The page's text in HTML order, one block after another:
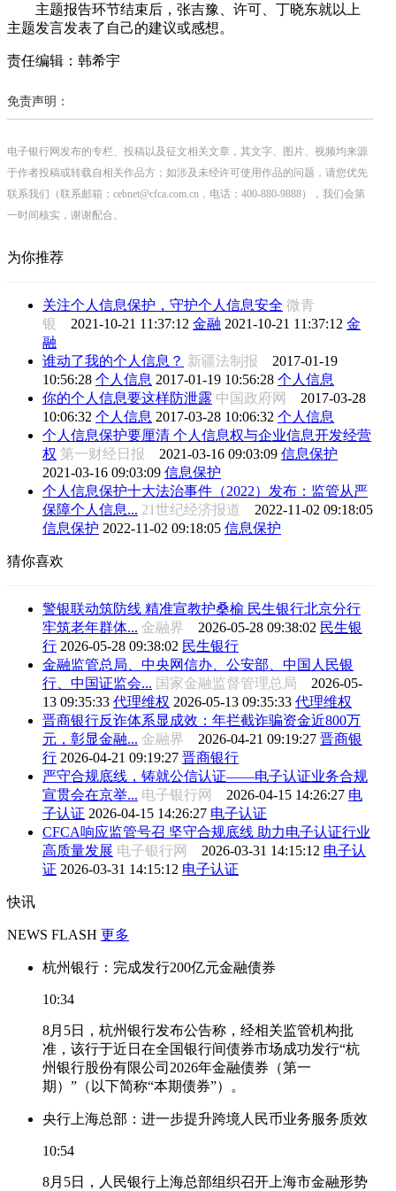
主题报告环节结束后，张吉豫、许可、丁晓东就以上
主题发言发表了自己的建议或感想。
责任编辑：韩希宇
免责声明：
电子银行网发布的专栏、投稿以及征文相关文章，其文字、图片、视频均来源
于作者投稿或转载自相关作品方；如涉及未经许可使用作品的问题，请您优先
联系我们（联系邮箱：cebnet@cfca.com.cn，电话：400-880-9888），我们会第
一时间核实，谢谢配合。
为你推荐
关注个人信息保护，守护个人信息安全 微青
银 2021-10-21 11:37:12 金融 2021-10-21 11:37:12 金
融
谁动了我的个人信息？ 新疆法制报 2017-01-19
10:56:28 个人信息 2017-01-19 10:56:28 个人信息
你的个人信息要这样防泄露 中国政府网 2017-03-28
10:06:32 个人信息 2017-03-28 10:06:32 个人信息
个人信息保护要厘清 个人信息权与企业信息开发经营
权 第一财经日报 2021-03-16 09:03:09 信息保护
2021-03-16 09:03:09 信息保护
个人信息保护十大法治事件（2022）发布：监管从严
保障个人信息... 21世纪经济报道 2022-11-02 09:18:05
信息保护 2022-11-02 09:18:05 信息保护
猜你喜欢
警银联动筑防线 精准宣教护桑榆 民生银行北京分行
牢筑老年群体... 金融界 2026-05-28 09:38:02 民生银
行 2026-05-28 09:38:02 民生银行
金融监管总局、中央网信办、公安部、中国人民银
行、中国证监会... 国家金融监督管理总局 2026-05-
13 09:35:33 代理维权 2026-05-13 09:35:33 代理维权
晋商银行反诈体系显成效：年拦截诈骗资金近800万
元，彰显金融... 金融界 2026-04-21 09:19:27 晋商银
行 2026-04-21 09:19:27 晋商银行
严守合规底线，铸就公信认证——电子认证业务合规
宣贯会在京举... 电子银行网 2026-04-15 14:26:27 电
子认证 2026-04-15 14:26:27 电子认证
CFCA响应监管号召 坚守合规底线 助力电子认证行业
高质量发展 电子银行网 2026-03-31 14:15:12 电子认
证 2026-03-31 14:15:12 电子认证
快讯
NEWS FLASH 更多
杭州银行：完成发行200亿元金融债券
10:34
8月5日，杭州银行发布公告称，经相关监管机构批
准，该行于近日在全国银行间债券市场成功发行“杭
州银行股份有限公司2026年金融债券（第一
期）”（以下简称“本期债券”）。
央行上海总部：进一步提升跨境人民币业务服务质效
10:54
8月5日，人民银行上海总部组织召开上海市金融形势